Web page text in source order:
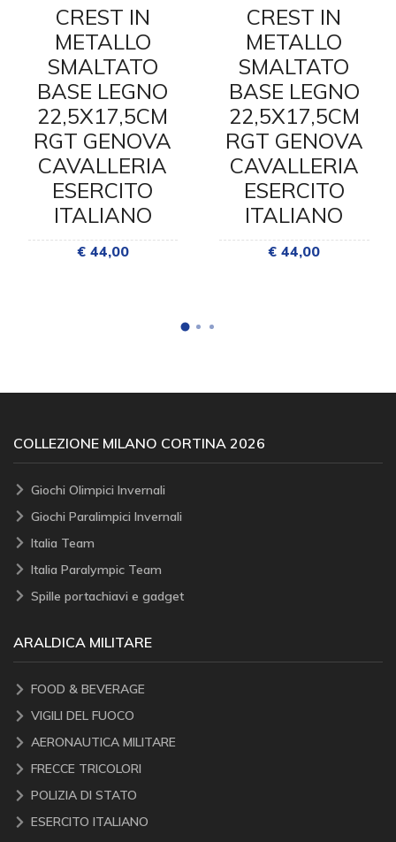
CREST IN
METALLO
SMALTATO
BASE LEGNO
22,5X17,5CM
RGT GENOVA
CAVALLERIA
ESERCITO
ITALIANO
€ 44,00
CREST IN
METALLO
SMALTATO
BASE LEGNO
22,5X17,5CM
RGT GENOVA
CAVALLERIA
ESERCITO
ITALIANO
€ 44,00
COLLEZIONE MILANO CORTINA 2026
Giochi Olimpici Invernali
Giochi Paralimpici Invernali
Italia Team
Italia Paralympic Team
Spille portachiavi e gadget
ARALDICA MILITARE
FOOD & BEVERAGE
VIGILI DEL FUOCO
AERONAUTICA MILITARE
FRECCE TRICOLORI
POLIZIA DI STATO
ESERCITO ITALIANO